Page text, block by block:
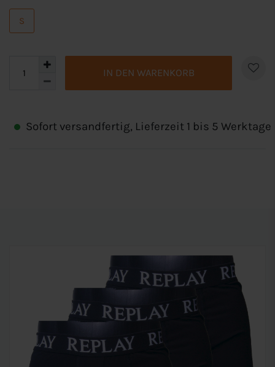
S
IN DEN WARENKORB
Sofort versandfertig, Lieferzeit 1 bis 5 Werktage